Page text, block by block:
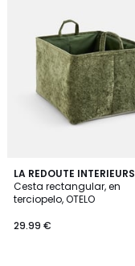
LA REDOUTE INTERIEURS
Cesta rectangular, en
terciopelo, OTELO
29.99 €